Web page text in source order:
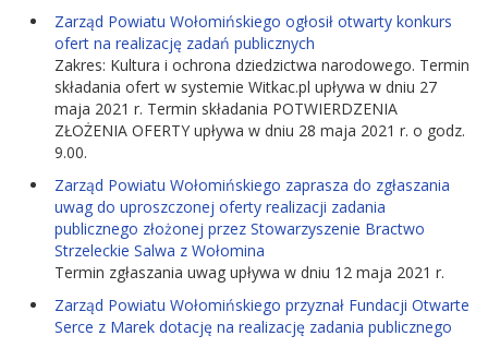
Zarząd Powiatu Wołomińskiego ogłosił otwarty konkurs
ofert na realizację zadań publicznych
Zakres: Kultura i ochrona dziedzictwa narodowego. Termin
składania ofert w systemie Witkac.pl upływa w dniu 27
maja 2021 r. Termin składania POTWIERDZENIA
ZŁOŻENIA OFERTY upływa w dniu 28 maja 2021 r. o godz.
9.00.
Zarząd Powiatu Wołomińskiego zaprasza do zgłaszania
uwag do uproszczonej oferty realizacji zadania
publicznego złożonej przez Stowarzyszenie Bractwo
Strzeleckie Salwa z Wołomina
Termin zgłaszania uwag upływa w dniu 12 maja 2021 r.
Zarząd Powiatu Wołomińskiego przyznał Fundacji Otwarte
Serce z Marek dotację na realizację zadania publicznego